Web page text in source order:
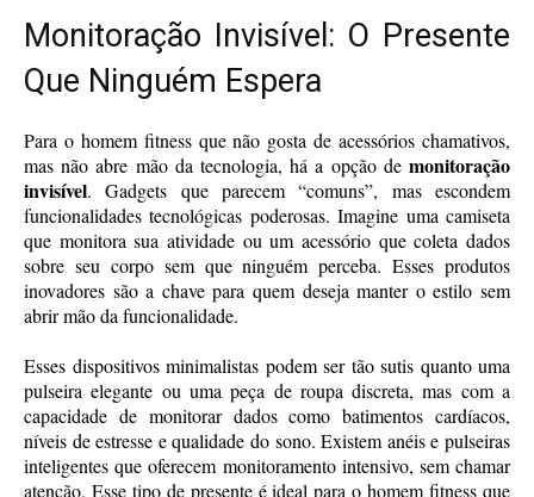
Monitoração Invisível: O Presente
Que Ninguém Espera
Para o homem fitness que não gosta de acessórios chamativos,
mas não abre mão da tecnologia, há a opção de monitoração
invisível. Gadgets que parecem “comuns”, mas escondem
funcionalidades tecnológicas poderosas. Imagine uma camiseta
que monitora sua atividade ou um acessório que coleta dados
sobre seu corpo sem que ninguém perceba. Esses produtos
inovadores são a chave para quem deseja manter o estilo sem
abrir mão da funcionalidade.
Esses dispositivos minimalistas podem ser tão sutis quanto uma
pulseira elegante ou uma peça de roupa discreta, mas com a
capacidade de monitorar dados como batimentos cardíacos,
níveis de estresse e qualidade do sono. Existem anéis e pulseiras
inteligentes que oferecem monitoramento intensivo, sem chamar
atenção. Esse tipo de presente é ideal para o homem fitness que